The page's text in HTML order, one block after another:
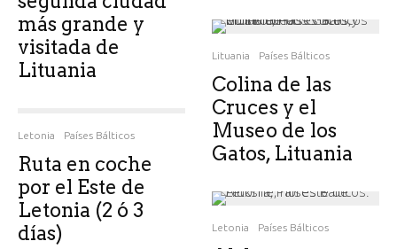
más grande y
visitada de
Lituania
Letonia Países Bálticos
Ruta en coche
por el Este de
Letonia (2 ó 3
días)
Lituania Países Bálticos
Colina de las
Cruces y el
Museo de los
Gatos, Lituania
Letonia Países Bálticos